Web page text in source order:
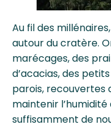
Au fil des
autour du cratère.
marécages, des
d’acacias, des
parois,
maintenir
suffisamment de